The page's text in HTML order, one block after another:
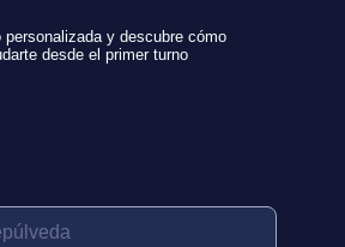
personalizada y descubre cómo
desde el primer turno